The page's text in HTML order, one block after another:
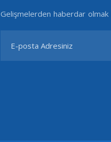
Gelişmelerden haberdar olmak